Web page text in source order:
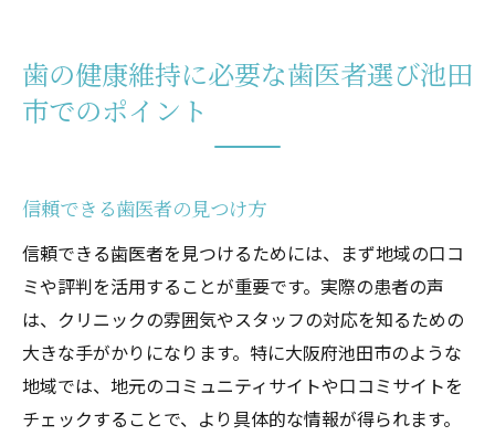
歯の健康維持に必要な歯医者選び池田
市でのポイント
信頼できる歯医者の見つけ方
信頼できる歯医者を見つけるためには、まず地域の口コ
ミや評判を活用することが重要です。実際の患者の声
は、クリニックの雰囲気やスタッフの対応を知るための
大きな手がかりになります。特に大阪府池田市のような
地域では、地元のコミュニティサイトや口コミサイトを
チェックすることで、より具体的な情報が得られます。